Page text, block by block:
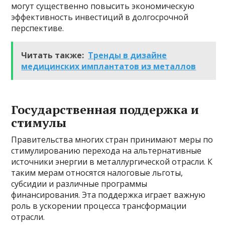
могут существенно повысить экономическую
эффективность инвестиций в долгосрочной
перспективе.
Читать также: Тренды в дизайне
медицинских имплантатов из металлов
Государственная поддержка и
стимулы
Правительства многих стран принимают меры по
стимулированию перехода на альтернативные
источники энергии в металлургической отрасли. К
таким мерам относятся налоговые льготы,
субсидии и различные программы
финансирования. Эта поддержка играет важную
роль в ускорении процесса трансформации
отрасли.